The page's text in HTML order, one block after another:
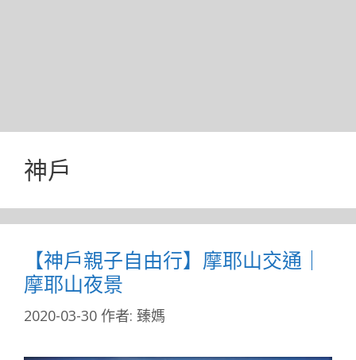
神戶
【神戶親子自由行】摩耶山交通｜
摩耶山夜景
2020-03-30 作者: 臻媽